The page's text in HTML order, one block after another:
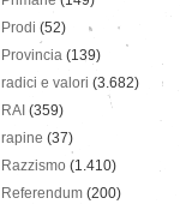
Prodi (52)
Provincia (139)
radici e valori (3.682)
RAI (359)
rapine (37)
Razzismo (1.410)
Referendum (200)